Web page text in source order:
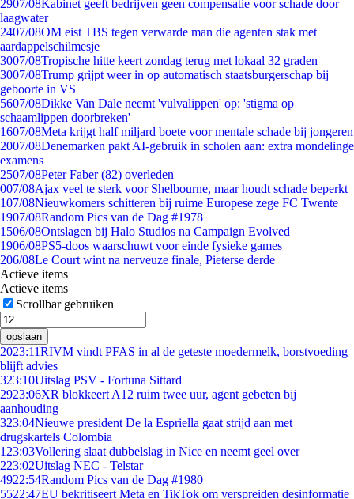
2907/08Kabinet geeft bedrijven geen compensatie voor schade door
laagwater
2407/08OM eist TBS tegen verwarde man die agenten stak met
aardappelschilmesje
3007/08Tropische hitte keert zondag terug met lokaal 32 graden
3007/08Trump grijpt weer in op automatisch staatsburgerschap bij
geboorte in VS
5607/08Dikke Van Dale neemt 'vulvalippen' op: 'stigma op
schaamlippen doorbreken'
1607/08Meta krijgt half miljard boete voor mentale schade bij jongeren
2007/08Denemarken pakt AI-gebruik in scholen aan: extra mondelinge
examens
2507/08Peter Faber (82) overleden
007/08Ajax veel te sterk voor Shelbourne, maar houdt schade beperkt
107/08Nieuwkomers schitteren bij ruime Europese zege FC Twente
1907/08Random Pics van de Dag #1978
1506/08Ontslagen bij Halo Studios na Campaign Evolved
1906/08PS5-doos waarschuwt voor einde fysieke games
206/08Le Court wint na nerveuze finale, Pieterse derde
Actieve items
Actieve items
Scrollbar gebruiken
opslaan
2023:11RIVM vindt PFAS in al de geteste moedermelk, borstvoeding
blijft advies
323:10Uitslag PSV - Fortuna Sittard
2923:06XR blokkeert A12 ruim twee uur, agent gebeten bij
aanhouding
323:04Nieuwe president De la Espriella gaat strijd aan met
drugskartels Colombia
1 23:03Vollering slaat dubbelslag in Nice en neemt geel over
223:02Uitslag NEC - Telstar
4922:54Random Pics van de Dag #1980
5522:47EU bekritiseert Meta en TikTok om verspreiden desinformatie